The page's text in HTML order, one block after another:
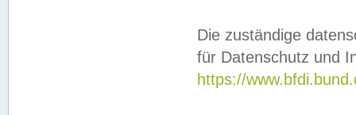
Die zuständige
für Datenschutz und
https://